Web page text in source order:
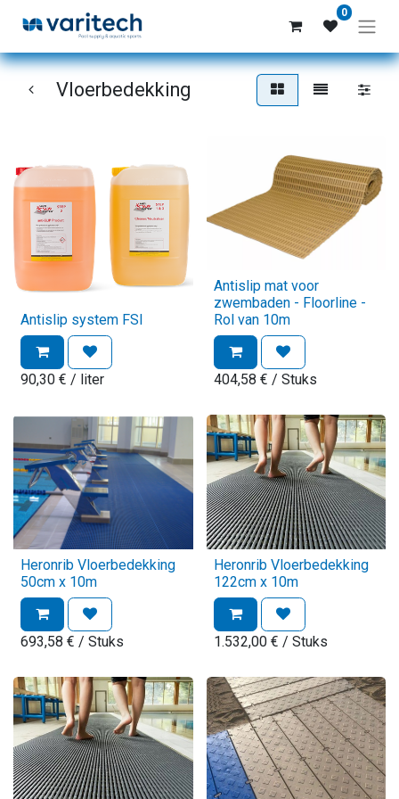
0
Vloerbedekking
Antislip system FSI
90,30 € / liter
Antislip mat voor
zwembaden - Floorline -
Rol van 10m
404,58 € / Stuks
Heronrib Vloerbedekking
50cm x 10m
693,58 € / Stuks
Heronrib Vloerbedekking
122cm x 10m
1.532,00€ / Stuks